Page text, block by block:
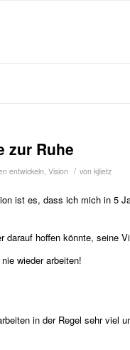
zur Ruhe
entwickeln, Vision / von kjlietz
ist es, dass ich mich in 5
hoffen könnte, seine
wieder arbeiten!
in der Regel sehr viel